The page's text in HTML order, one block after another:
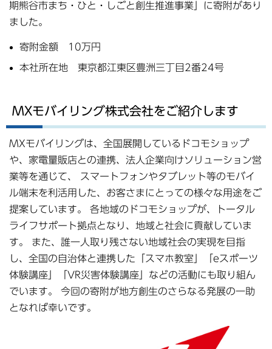
期熊谷市まち・ひと・しごと創生推進事業」に寄附があり
ました。
寄附金額 10万円
本社所在地 東京都江東区豊洲三丁目2番24号
MXモバイリング株式会社をご紹介します
MXモバイリングは、全国展開しているドコモショップ
や、家電量販店との連携、法人企業向けソリューション営
業等を通じて、 スマートフォンやタブレット等のモバイ
ル端末を利活用した、お客さまにとっての様々な用途をご
提案しています。 各地域のドコモショップが、トータル
ライフサポート拠点となり、地域と社会に貢献していま
す。 また、誰一人取り残さない地域社会の実現を目指
し、全国の自治体と連携した「スマホ教室」「eスポーツ
体験講座」「VR災害体験講座」などの活動にも取り組ん
でいます。 今回の寄附が地方創生のさらなる発展の一助
となれば幸いです。